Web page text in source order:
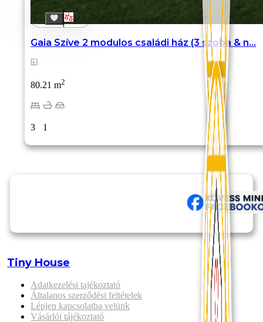
Gaia Szíve 2 modulos családi ház (3 szoba & n...
80.21 m2
3 1
Tiny House
Adatkezelési tajékoztató
Általanos szerződési feltételek
Lépjen kapcsolatba velünk
Vásárlói tájékoztató